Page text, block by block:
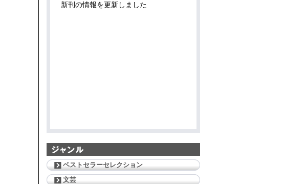
新刊の情報を更新しました
ベストセラーセレクション
文芸